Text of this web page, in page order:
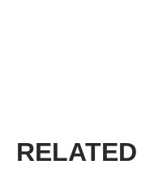
RELATED